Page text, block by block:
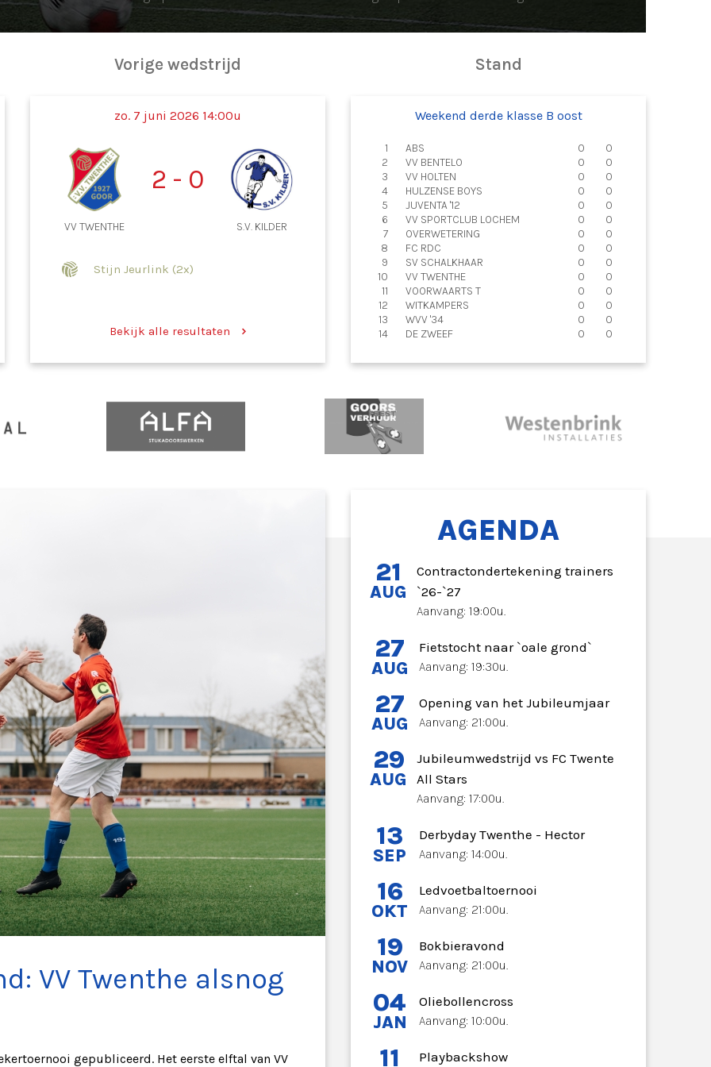
Vorige wedstrijd
zo. 7 juni 2026 14:00u
VV TWENTHE
2 - 0
S.V. KILDER
Stijn Jeurlink (2x)
Bekijk alle resultaten
Stand
Weekend derde klasse B oost
1 ABS 0
0
2
VV BENTELO 0
0
3
VV HOLTEN 0
0
4
HULZENSE BOYS 0
0
5
JUVENTA '12 0
0
6
VV SPORTCLUB LOCHEM 0
0
7
OVERWETERING 0
0
8
FC RDC 0
0
9
SV SCHALKHAAR 0
0
10
VV TWENTHE 0
0
11
VOORWAARTS T 0
0
12
WITKAMPERS 0
0
13
WVV '34 0
0
14
DE ZWEEF 0 0
AGENDA
21
AUG
Contractondertekening trainers
`26-`27
Aanvang: 19:00u.
27
AUG
Fietstocht naar `oale grond`
Aanvang: 19:30u.
27
AUG
Opening van het Jubileumjaar
Aanvang: 21:00u.
29
AUG
Jubileumwedstrijd vs FC Twente
All Stars
Aanvang: 17:00u.
13
SEP
Derbyday Twenthe - Hector
Aanvang: 14:00u.
16
OKT
Ledvoetbaltoernooi
Aanvang: 21:00u.
19
NOV
Bokbieravond
Aanvang: 21:00u.
04
JAN
Oliebollencross
Aanvang: 10:00u.
11 Playbackshow
VV Twenthe alsnog
gepubliceerd. Het eerste elftal van VV